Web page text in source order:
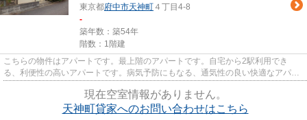
東京都府中市天神町 ４丁目4-8
-
築年数：築54年
階数：1階建
こちらの物件はアパートです。最上階のアパートです。自宅から2駅利用でき
る、利便性の高いアパートです。病気予防にもなる、通気性の良い快適なアパー
現在空室情報がありません。
天神町貸家へのお問い合わせはこちら